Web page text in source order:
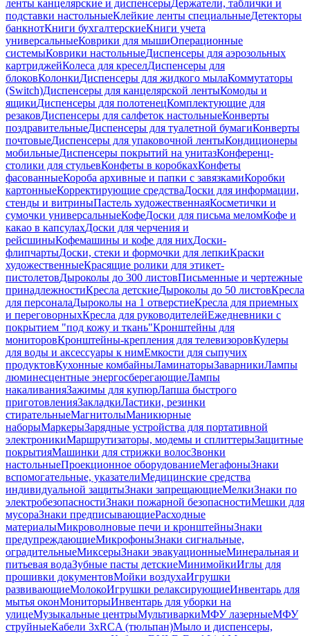
ленты канцелярские и диспенсерыДержатели, таблички и
подставки настольныеКлейкие ленты специальныеДетекторы
банкнотКниги бухгалтерскиеКниги учета
универсальныеКоврики для мышиОперационные
системыКоврики настольныеДиспенсеры для аэрозольных
картриджейКолеса для креселДиспенсеры для
блоковКолонкиДиспенсеры для жидкого мылаКоммутаторы
(Switch)Диспенсеры для канцелярской лентыКомоды и
ящикиДиспенсеры для полотенецКомплектующие для
резаковДиспенсеры для салфеток настольныеКонверты
поздравительныеДиспенсеры для туалетной бумагиКонверты
почтовыеДиспенсеры для упаковочной лентыКондиционеры
мобильныеДиспенсеры покрытий на унитазКонференц-
столики для стульевКонфеты в коробкахКонфеты
фасованныеКороба архивные и папки с завязкамиКоробки
картонныеКорректирующие средстваДоски для информации,
стенды и витриныПастель художественнаяКосметички и
сумочки универсальныеКофеДоски для письма меломКофе и
какао в капсулахДоски для черчения и
рейсшиныКофемашины и кофе для нихДоски-
флипчартыДоски, стеки и формочки для лепкиКраски
художественныеКрасящие ролики для этикет-
пистолетовДыроколы до 300 листовПисьменные и чертежные
принадлежностиКресла детскиеДыроколы до 50 листовКресла
для персоналаДыроколы на 1 отверстиеКресла для приемных
и переговорныхКресла для руководителейЕжедневники с
покрытием "под кожу и ткань"Кронштейны для
мониторовКронштейны-крепления для телевизоровКулеры
для воды и аксессуары к нимЕмкости для сыпучих
продуктовКухонные комбайныЛаминаторыЗаварникиЛампы
люминесцентные энергосберегающиеЛампы
накаливанияЗажимы для купюрЛапша быстрого
приготовленияЗакладкиЛастики, резинки
стирательныеМагнитолыМаникюрные
наборыМаркерыЗарядные устройства для портативной
электроникиМаршрутизаторы, модемы и сплиттерыЗащитные
покрытияМашинки для стрижки волосЗвонки
настольныеПроекционное оборудованиеМегафоныЗнаки
вспомогательные, указателиМедицинские средства
индивидуальной защитыЗнаки запрещающиеМелкиЗнаки по
электробезопасностиЗнаки пожарной безопасностиМешки для
мусораЗнаки предписывающиеРасходные
материалыМикроволновые печи и кронштейныЗнаки
предупреждающиеМикрофоныЗнаки сигнальные,
оградительныеМиксерыЗнаки эвакуационныеМинеральная и
питьевая водаЗубные пасты детскиеМинимойкиИглы для
прошивки документовМойки воздухаИгрушки
развивающиеМолокоИгрушки релаксирующиеИнвентарь для
мытья оконМониторыИнвентарь для уборки на
улицеМузыкальные центрыМультиваркиМФУ лазерныеМФУ
струйныеКабели 3xRCA (тюльпан)Мыло и диспенсеры,